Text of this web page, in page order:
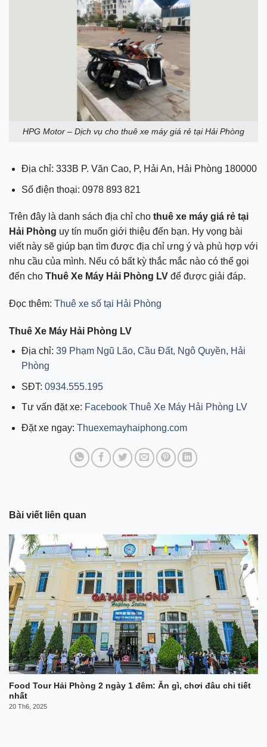
HPG Motor – Dịch vụ cho thuê xe máy giá rẻ tại Hải Phòng
Địa chỉ: 333B P. Văn Cao, P, Hải An, Hải Phòng 180000
Số điện thoại: 0978 893 821
Trên đây là danh sách địa chỉ cho thuê xe máy giá rẻ tại
Hải Phòng uy tín muốn giới thiệu đến bạn. Hy vọng bài
viết này sẽ giúp bạn tìm được địa chỉ ưng ý và phù hợp với
nhu cầu của mình. Nếu có bất kỳ thắc mắc nào có thể gọi
đến cho Thuê Xe Máy Hải Phòng LV để được giải đáp.
Đọc thêm: Thuê xe số tại Hải Phòng
Thuê Xe Máy Hải Phòng LV
Địa chỉ: 39 Phạm Ngũ Lão, Cầu Đất, Ngô Quyền, Hải
Phòng
SĐT: 0934.555.195
Tư vấn đặt xe: Facebook Thuê Xe Máy Hải Phòng LV
Đặt xe ngay: Thuexemayhaiphong.com
Bài viết liên quan
Food Tour Hải Phòng 2 ngày 1 đêm: Ăn gì, chơi đâu chi tiết
nhất
20 Th6, 2025